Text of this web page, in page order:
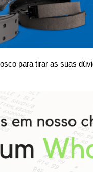
para tirar as suas